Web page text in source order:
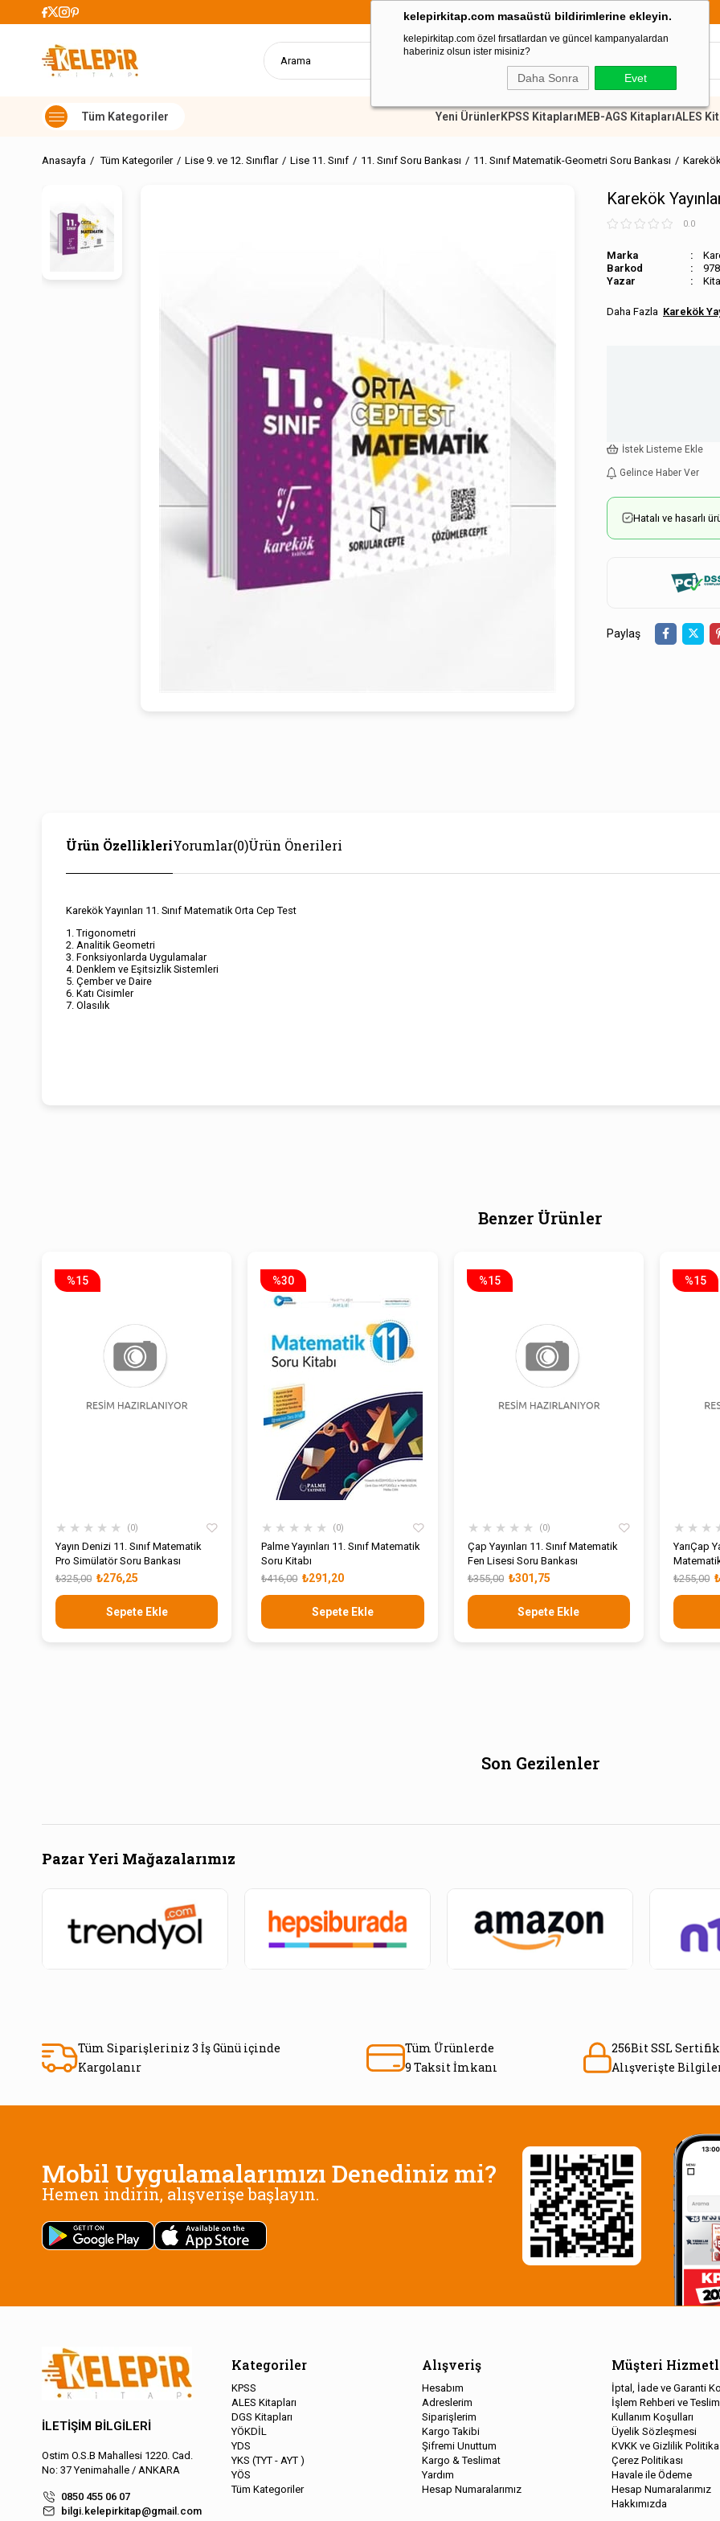
kelepirkitap.com masaüstü bildirimlerine ekleyin.
kelepirkitap.com özel fırsatlardan ve güncel kampanyalardan
haberiniz olsun ister misiniz?
Daha Sonra Evet
Kargo Ücretsiz 899 TL Üzeri Alışverişlerde Kargo Ücretsiz
Yeni ÜrünlerKPSS KitaplarıMEB-AGS KitaplarıALES
Anasayfa Tüm Kategoriler Lise 9. ve 12. Sınıflar Lise 11. Sınıf 11. Sınıf Soru Bankası 11. Sınıf Matematik-Geometri Soru Bankası
Karekök
0.0
Marka
Barkod
Karekök
İstek Listeme Ekle
Gelince Haber Ver
Hatalı ve hasarlı
Paylaş
Ürün ÖzellikleriYorumlar(0)Ürün Önerileri
Karekök Yayınları 11. Sınıf Matematik Orta Cep Test
1. Trigonometri
2. Analitik Geometri
3. Fonksiyonlarda Uygulamalar
4. Denklem ve Eşitsizlik Sistemleri
5. Çember ve Daire
6. Katı Cisimler
7. Olasılık
Benzer Ürünler
★ ★ ★ ★ ★ 0
Yayın Denizi 11. Sınıf Matematik
Pro Simülatör Soru Bankası
₺276,25
₺325,00
Sepete Ekle
%15
★ ★ ★ ★ ★ 0
Palme Yayınları 11. Sınıf Matematik
Soru Kitabı
₺291,20
₺416,00
Sepete Ekle
%30
★ ★ ★ ★ ★ 0
Çap Yayınları 11. Sınıf Matematik
Fen Lisesi Soru Bankası
₺301,75
₺355,00
Sepete Ekle
%15
★ ★ ★
YarıÇap
₺255,00
%15
Son Gezilenler
Pazar Yeri Mağazalarımız
Tüm Siparişleriniz 3 İş Günü içinde
Kargolanır
Tüm Ürünlerde
9 Taksit İmkanı
256Bit SSL
Alışverişte
Mobil Uygulamalarımızı Denediniz mi?
Hemen indirin, alışverişe başlayın.
İLETİŞİM BİLGİLERİ
Ostim O.S.B Mahallesi 1220. Cad.
No: 37 Yenimahalle / ANKARA
0850 455 06 07
bilgi.kelepirkitap@gmail.com
Kategoriler
KPSS
ALES Kitapları
DGS Kitapları
YÖKDİL
YDS
YKS (TYT - AYT )
YÖS
Tüm Kategoriler
Alışveriş
Hesabım
Adreslerim
Siparişlerim
Kargo Takibi
Şifremi Unuttum
Kargo & Teslimat
Yardım
Hesap Numaralarımız
Müşteri
İptal, İade ve Garanti
İşlem Rehberi ve
Kullanım Koşulları
Üyelik Sözleşmesi
KVKK ve Gizlilik
Çerez Politikası
Havale ile Ödeme
Hesap Numaralarımız
Hakkımızda